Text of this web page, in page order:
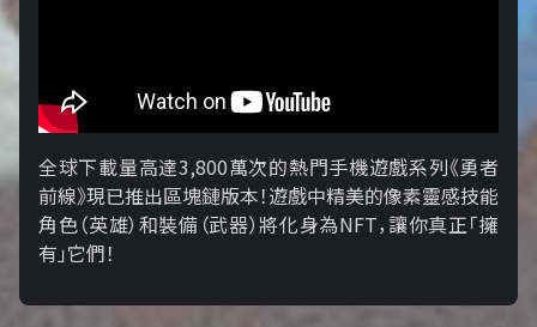
全球下載量高達3,800萬次的熱門手機遊戲系列《勇者
前線》現已推出區塊鏈版本！遊戲中精美的像素靈感技能
角色（英雄）和裝備（武器）將化身為NFT，讓你真正「擁​​
有」它們！